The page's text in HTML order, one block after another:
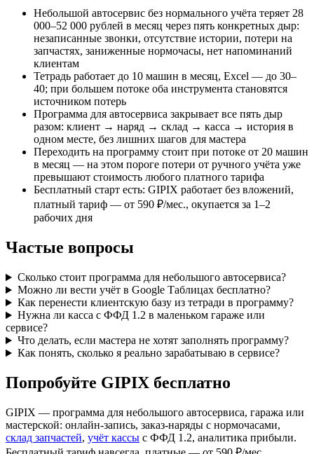
Небольшой автосервис без нормального учёта теряет 28
000–52 000 рублей в месяц через пять конкретных дыр:
незаписанные звонки, отсутствие истории, потери на
запчастях, заниженные нормочасы, нет напоминаний
клиентам
Тетрадь работает до 10 машин в месяц, Excel — до 30–
40; при большем потоке оба инструмента становятся
источником потерь
Программа для автосервиса закрывает все пять дыр
разом: клиент → наряд → склад → касса → история в
одном месте, без лишних шагов для мастера
Переходить на программу стоит при потоке от 20 машин
в месяц — на этом пороге потери от ручного учёта уже
превышают стоимость любого платного тарифа
Бесплатный старт есть: GIPIX работает без вложений,
платный тариф — от 590 ₽/мес., окупается за 1–2
рабочих дня
Частые вопросы
Сколько стоит программа для небольшого автосервиса?
Можно ли вести учёт в Google Таблицах бесплатно?
Как перенести клиентскую базу из тетради в программу?
Нужна ли касса с ФФД 1.2 в маленьком гараже или
сервисе?
Что делать, если мастера не хотят заполнять программу?
Как понять, сколько я реально зарабатываю в сервисе?
Попробуйте GIPIX бесплатно
GIPIX — программа для небольшого автосервиса, гаража или
мастерской: онлайн-запись, заказ-наряды с нормочасами,
склад запчастей, учёт кассы с ФФД 1.2, аналитика прибыли.